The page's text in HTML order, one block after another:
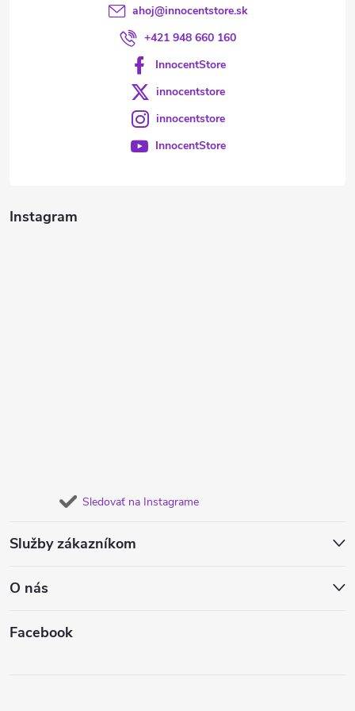
Instagram
Sledovať na Instagrame
Služby zákazníkom
O nás
Facebook
ahoj@innocentstore.sk
+421 948 660 160
InnocentStore
innocentstore
innocentstore
InnocentStore